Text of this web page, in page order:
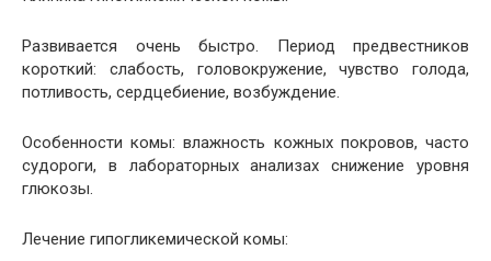
Развивается очень быстро. Период предвестников
короткий: слабость, головокружение, чувство голода,
потливость, сердцебиение, возбуждение.
Особенности комы: влажность кожных покровов, часто
судороги, в лабораторных анализах снижение уровня
глюкозы.
Лечение гипогликемической комы: